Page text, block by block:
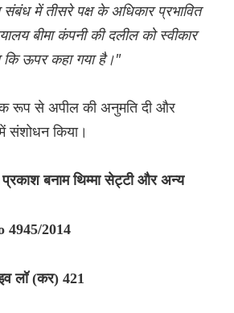
संबंध में तीसरे पक्ष के अधिकार प्रभावित
बीमा कंपनी की दलील को स्वीकार
ऊपर कहा गया है।"
रूप से अपील की अनुमति दी और
किया।
बनाम थिम्मा सेट्टी और अन्य
4945/2014
लॉ (कर) 421